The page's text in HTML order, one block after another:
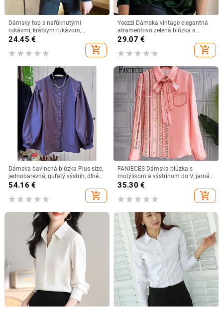
Dámsky top s nafúknutými
rukávmi, krátkym rukávom,
výstrihom do V, vintage košeľa,
blúzka, jednofarebná čiernobiela,
krátke tričká, kórejská móda 2021
24.45 €
add_shopping_cart
Yeezzi Dámska vintage elegantná
atramentovo zelená blúzka s
výstrihom do V 2025 Nová jar/leto
s dlhým rukávom, jednofarebná
ležérna kancelárske košeľa
29.07 €
add_shopping_cart
Dámska bavlnená blúzka Plus size,
jednobarevná, guľatý výstrih, dlhé
rukávy, voľný strih, retro inšpirácia,
54.16 €
add_shopping_cart
FANIECES Dámska blúzka s
motýlikom a výstrihom do V, jarná
jeseň, dlhý rukáv, ružová luxusná
potlač, elegantná módna blúzka
35.30 €
add_shopping_cart